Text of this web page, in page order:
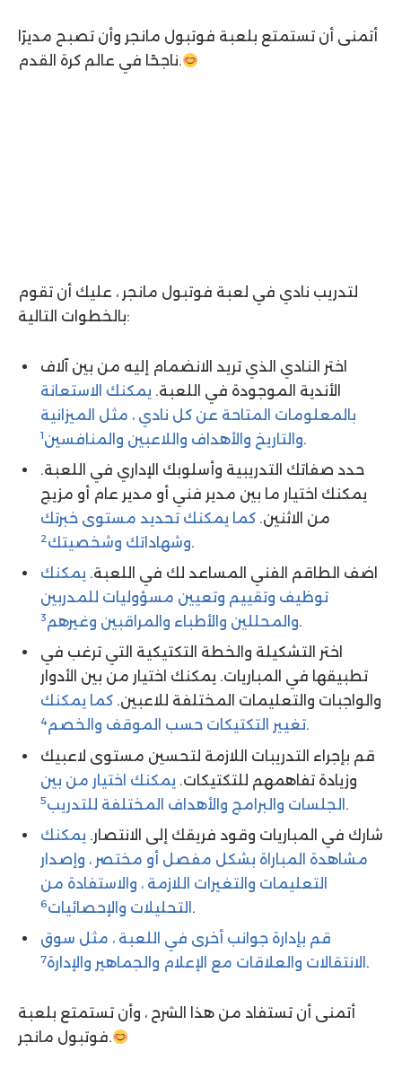
أتمنى أن تستمتع بلعبة فوتبول مانجر وأن تصبح مديرًا
ناجحًا في عالم كرة القدم.
لتدريب نادي في لعبة فوتبول مانجر ، عليك أن تقوم
بالخطوات التالية:
اختر النادي الذي تريد الانضمام إليه من بين آلاف
الأندية الموجودة في اللعبة. يمكنك الاستعانة
بالمعلومات المتاحة عن كل نادي ، مثل الميزانية
والتاريخ والأهداف واللاعبين والمنافسين1
.
حدد صفاتك التدريبية وأسلوبك الإداري في اللعبة.
يمكنك اختيار ما بين مدير فني أو مدير عام أو مزيج
من الاثنين. كما يمكنك تحديد مستوى خبرتك
وشهاداتك وشخصيتك2
.
اضف الطاقم الفني المساعد لك في اللعبة. يمكنك
توظيف وتقييم وتعيين مسؤوليات للمدربين
والمحللين والأطباء والمراقبين وغيرهم3
.
اختر التشكيلة والخطة التكتيكية التي ترغب في
تطبيقها في المباريات. يمكنك اختيار من بين الأدوار
والواجبات والتعليمات المختلفة للاعبين. كما يمكنك
تغيير التكتيكات حسب الموقف والخصم4
.
قم بإجراء التدريبات اللازمة لتحسين مستوى لاعبيك
وزيادة تفاهمهم للتكتيكات. يمكنك اختيار من بين
الجلسات والبرامج والأهداف المختلفة للتدريب5
.
شارك في المباريات وقود فريقك إلى الانتصار. يمكنك
مشاهدة المباراة بشكل مفصل أو مختصر ، وإصدار
التعليمات والتغيرات اللازمة ، والاستفادة من
التحليلات والإحصائيات6
.
قم بإدارة جوانب أخرى في اللعبة ، مثل سوق
الانتقالات والعلاقات مع الإعلام والجماهير والإدارة7 .
أتمنى أن تستفاد من هذا الشرح ، وأن تستمتع بلعبة
فوتبول مانجر.